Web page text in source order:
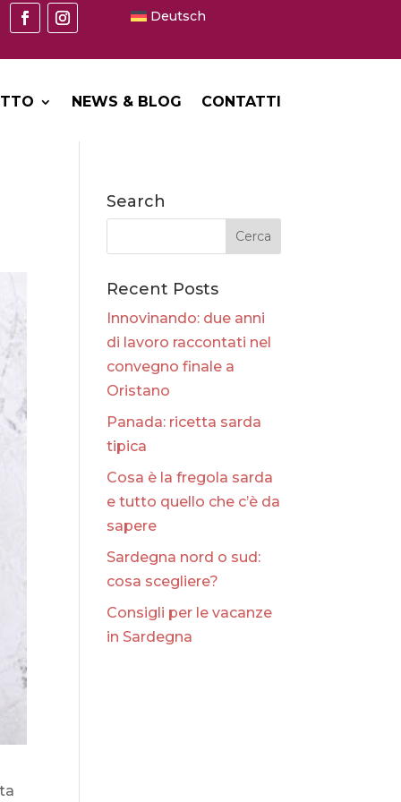
Deutsch
NEWS & BLOG CONTATTI
Search
Recent Posts
Innovinando: due anni
di lavoro raccontati nel
convegno finale a
Oristano
Panada: ricetta sarda
tipica
Cosa è la fregola sarda
e tutto quello che c’è da
sapere
Sardegna nord o sud:
cosa scegliere?
Consigli per le vacanze
in Sardegna